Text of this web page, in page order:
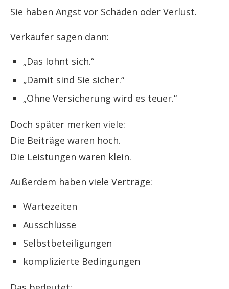
Sie haben Angst vor Schäden oder Verlust.
Verkäufer sagen dann:
„Das lohnt sich.“
„Damit sind Sie sicher.“
„Ohne Versicherung wird es teuer.“
Doch später merken viele:
Die Beiträge waren hoch.
Die Leistungen waren klein.
Außerdem haben viele Verträge:
Wartezeiten
Ausschlüsse
Selbstbeteiligungen
komplizierte Bedingungen